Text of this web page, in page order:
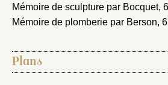
Mémoire de sculpture par Bocquet,
Mémoire de plomberie par Berson,
Plans